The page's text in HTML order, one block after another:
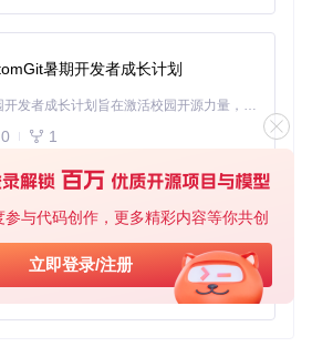
与代码创作，更多精彩内容等你共创
立即登录/注册
下载源代码
gh_mirrors/vo/voxel-
暑期开发者成长计划
「源启盛夏」暑期校园开发者成长计划旨在激活校园开源力量，通过积分激励、认证扶持、资源倾斜等形式，引导高校组织和开发者完成「入驻 — 建项目 — 做贡献 — 获认证 — 得资源」的完整闭环。无论你是想带领社团入驻平台的组织者，还是希望用代码贡献证明自己的开发者，都能在这里找到属于你的成长路径。
0 1
免费、本地、开源的 24/7 全天候 Cowork 应用，以及适用于 Gemini CLI、Claude Code、Codex、OpenCode、Qwen Code、Goose CLI、Auggie 等的 OpenClaw | 🌟 喜欢就点star吧
0 6